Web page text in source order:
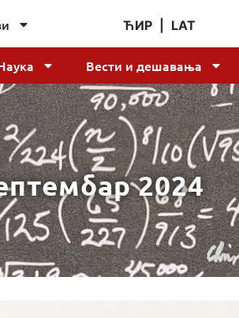
ЋИР LAT
Вести и дешавања
2024